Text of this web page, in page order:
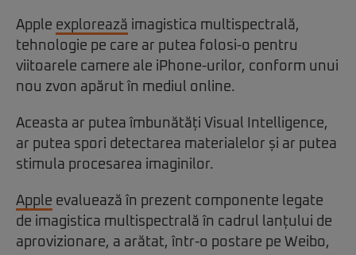
Apple explorează imagistica multispectrală,
tehnologie pe care ar putea folosi-o pentru
viitoarele camere ale iPhone-urilor, conform unui
nou zvon apărut în mediul online.
Aceasta ar putea îmbunătăți Visual Intelligence,
ar putea spori detectarea materialelor și ar putea
stimula procesarea imaginilor.
Apple evaluează în prezent componente legate
de imagistica multispectrală în cadrul lanțului de
aprovizionare, a arătat, într-o postare pe Weibo,